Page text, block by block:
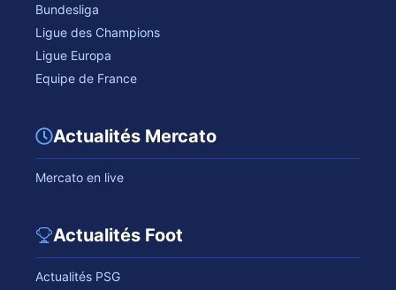
Bundesliga
Ligue des Champions
Ligue Europa
Equipe de France
Actualités Mercato
Mercato en live
Actualités Foot
Actualités PSG